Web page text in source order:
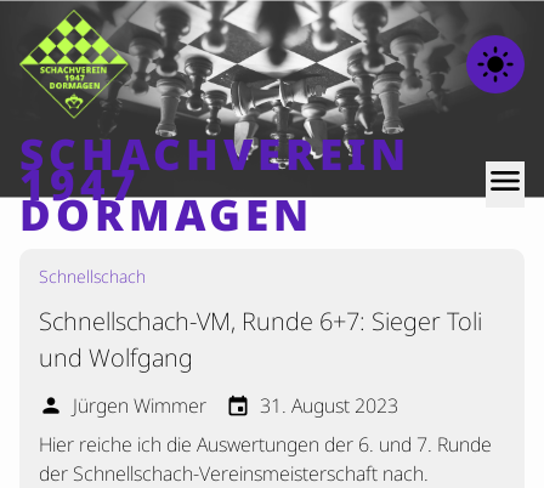
light_mode
SCHACHVEREIN
1947
DORMAGEN
menu
Home
Beiträge
Mannschaften
Ranglisten
Termine
Schnellschach
Schnellschach-VM, Runde 6+7: Sieger Toli
und Wolfgang
person Jürgen Wimmer event 31. August 2023
Hier reiche ich die Auswertungen der 6. und 7. Runde
der Schnellschach-Vereinsmeisterschaft nach.